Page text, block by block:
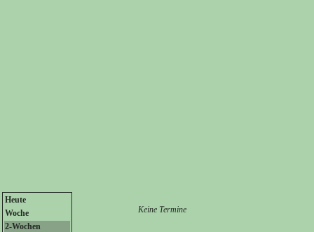
Heute
Woche
2-Wochen
Keine Termine